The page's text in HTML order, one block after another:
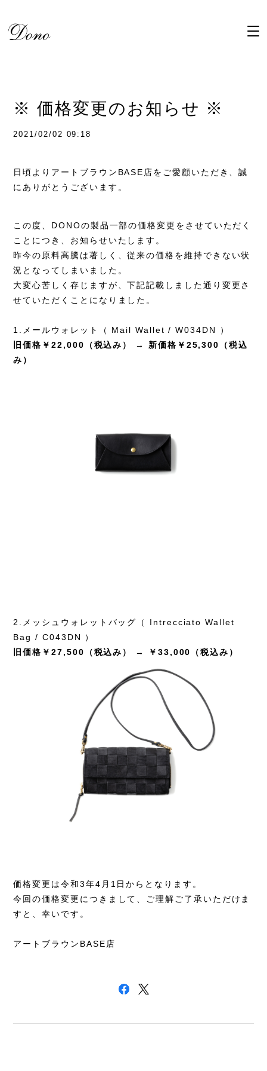
※ 価格変更のお知らせ ※
2021/02/02 09:18
日頃よりアートブラウンBASE店をご愛顧いただき、誠
にありがとうございます。
この度、DONOの製品一部の価格変更をさせていただく
ことにつき、お知らせいたします。
昨今の原料高騰は著しく、従来の価格を維持できない状
況となってしまいました。
大変心苦しく存じますが、下記記載しました通り変更さ
せていただくことになりました。
1.メールウォレット（ Mail Wallet / W034DN ）
旧価格￥22,000（税込み） → 新価格￥25,300（税込
み）
2.メッシュウォレットバッグ（ Intrecciato Wallet
Bag / C043DN ）
旧価格￥27,500（税込み） → ￥33,000（税込み）
価格変更は令和3年4月1日からとなります。
今回の価格変更につきまして、ご理解ご了承いただけま
すと、幸いです。
アートブラウンBASE店